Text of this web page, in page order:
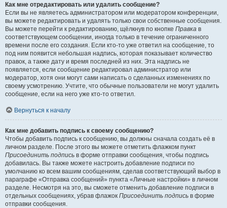
Как мне отредактировать или удалить сообщение?
Если вы не являетесь администратором или модератором конференции,
вы можете редактировать и удалять только свои собственные сообщения.
Вы можете перейти к редактированию, щёлкнув по кнопке Правка в
соответствующем сообщении, иногда только в течение ограниченного
времени после его создания. Если кто-то уже ответил на сообщение, то
под ним появится небольшая надпись, которая показывает количество
правок, а также дату и время последней из них. Эта надпись не
появляется, если сообщение редактировал администратор или
модератор, хотя они могут сами написать о сделанных изменениях по
своему усмотрению. Учтите, что обычные пользователи не могут удалить
сообщение, если на него уже кто-то ответил.
Вернуться к началу
Как мне добавить подпись к своему сообщению?
Чтобы добавить подпись к сообщению, вы должны сначала создать её в
личном разделе. После этого вы можете отметить флажком пункт
Присоединить подпись в форме отправки сообщения, чтобы подпись
добавилась. Вы также можете настроить добавление подписи по
умолчанию ко всем вашим сообщениям, сделав соответствующий выбор в
параграфе «Отправка сообщений» пункта «Личные настройки» в личном
разделе. Несмотря на это, вы сможете отменить добавление подписи в
отдельных сообщениях, убрав флажок Присоединить подпись в форме
отправки сообщения.